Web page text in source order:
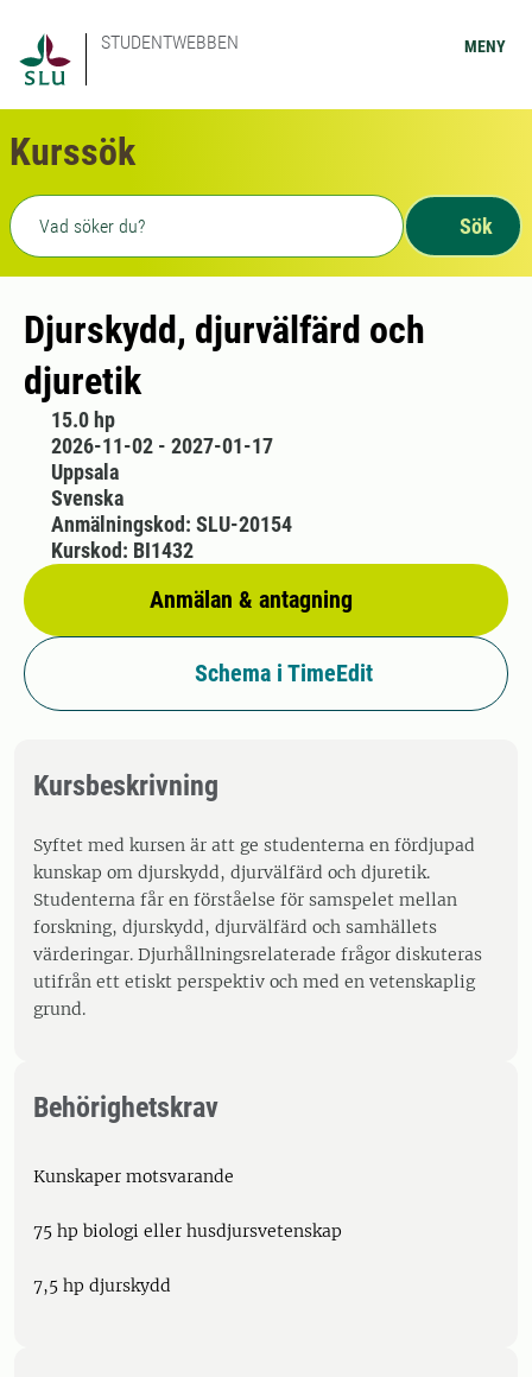
STUDENTWEBBEN MENY
Kurssök
Fritext sökning
Sök
Djurskydd, djurvälfärd och
djuretik
15.0 hp
2026-11-02 - 2027-01-17
Uppsala
Svenska
Anmälan & antagning
Anmälningskod: SLU-20154
Kurskod: BI1432
Schema i TimeEdit
Kursbeskrivning
Syftet med kursen är att ge studenterna en fördjupad
kunskap om djurskydd, djurvälfärd och djuretik.
Studenterna får en förståelse för samspelet mellan
forskning, djurskydd, djurvälfärd och samhällets
värderingar. Djurhållningsrelaterade frågor diskuteras
utifrån ett etiskt perspektiv och med en vetenskaplig
grund.
Behörighetskrav
Kunskaper motsvarande
75 hp biologi eller husdjursvetenskap
7,5 hp djurskydd